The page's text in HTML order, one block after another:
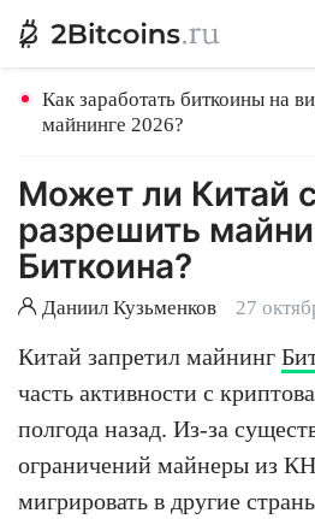
Как заработать биткоины на
майнинге 2026?
Может ли Китай
разрешить
Биткоина?
Даниил Кузьменков 27
Китай запретил майнинг
часть активности с
полгода назад. Из-за
ограничений майнеры из
мигрировать в другие